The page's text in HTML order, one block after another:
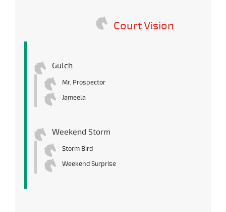
Court Vision
Gulch
Mr. Prospector
Jameela
Weekend Storm
Storm Bird
Weekend Surprise